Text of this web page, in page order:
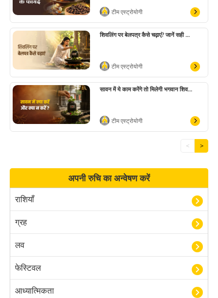
टीम एस्ट्रोयोगी
शिवलिंग पर बेलपत्र कैसे चढ़ाएं? जानें सही ...
टीम एस्ट्रोयोगी
सावन में ये काम करेंगे तो मिलेगी भगवान शिव...
टीम एस्ट्रोयोगी
< >
अपनी रुचि का अन्वेषण करें
राशियाँ
ग्रह
लव
फेस्टिवल
आध्यात्मिकता